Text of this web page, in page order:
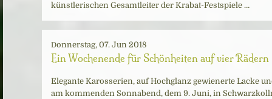
künstlerischen Gesamtleiter der Krabat-Festspiele …
Donnerstag, 07. Jun 2018
Ein Wochenende für Schönheiten auf vier Rädern
Elegante Karosserien, auf Hochglanz gewienerte Lacke
am kommenden Sonnabend, dem 9. Juni, in